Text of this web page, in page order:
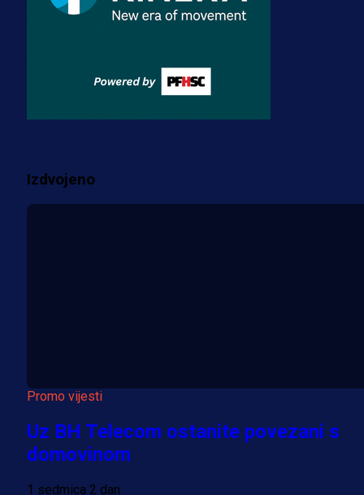
Premijer liga BiH
za pranje novca, pretresaju
prostorije FK Borac!
Izdvojeno
Promo vijesti
Uz BH Telecom ostanite povezani s
domovinom
1 sedmica 2 dan